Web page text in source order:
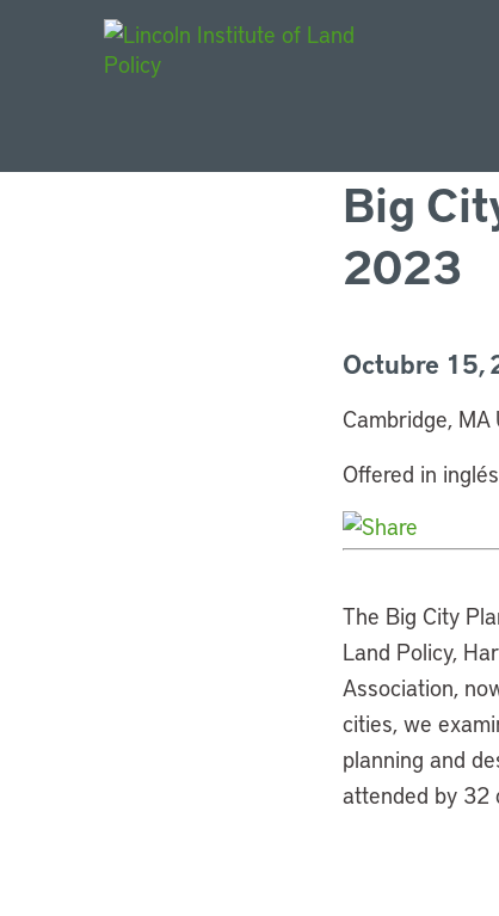
Big
2023
Octubre 15,
Cambridge,
Offered in inglés
The Big City
Land Policy,
Association,
cities, we
planning and
attended by 32